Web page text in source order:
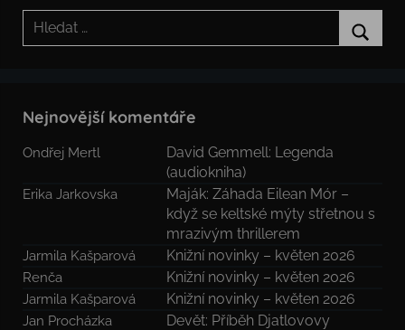
Hledat:
Nejnovější komentáře
Ondřej Mertl
David Gemmell: Legenda
(audiokniha)
Erika Jarkovska
Maják: Záhada Eilean Mór –
když se keltské mýty střetnou s
mrazivým thrillerem
Jarmila Kašparová Knižní novinky – květen 2026
Renča Knižní novinky – květen 2026
Jarmila Kašparová Knižní novinky – květen 2026
Jan Procházka
Devět: Příběh Djatlovovy